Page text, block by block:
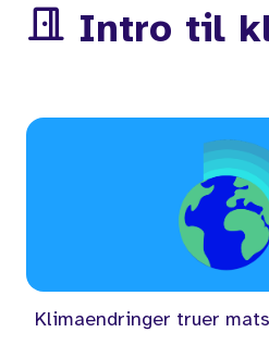
Intro til
Klimaendringer truer